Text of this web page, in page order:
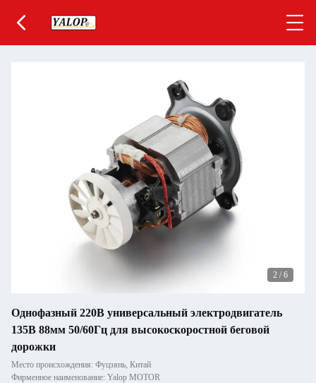
3 / 6
Однофазный 220В универсальный электродвигатель
135В 88мм 50/60Гц для высокоскоростной беговой
дорожки
Место происхождения: Фуцзянь, Китай
Фирменное наименование: Yalop MOTOR